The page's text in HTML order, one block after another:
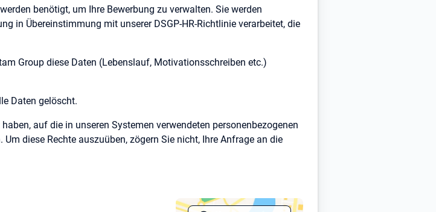
benötigt, um Ihre Bewerbung zu verwalten. Sie werden
in Übereinstimmung mit unserer DSGP-HR-Richtlinie verarbeitet, die
Group diese Daten (Lebenslauf, Motivationsschreiben etc.)
Daten gelöscht.
auf die in unseren Systemen verwendeten personenbezogenen
diese Rechte auszuüben, zögern Sie nicht, Ihre Anfrage an die